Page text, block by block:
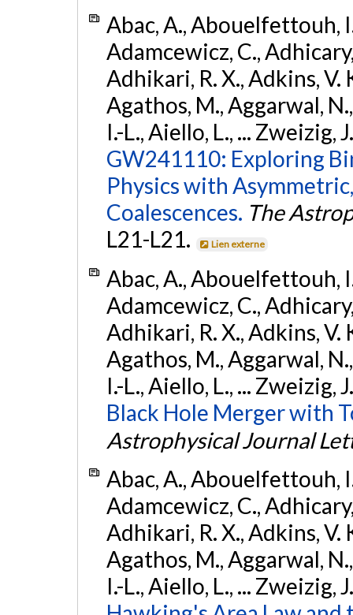
Abac, A., Abouelfettouh,
Adamcewicz, C.,
Adhikari, R. X., Adkins, V.
Agathos, M., Aggarwal,
I.-L., Aiello, L., ... Zweizig,
GW241110: Exploring
Physics with
Coalescences. The
L21-L21.
Lien externe
Abac, A., Abouelfettouh,
Adamcewicz, C.,
Adhikari, R. X., Adkins, V.
Agathos, M., Aggarwal,
I.-L., Aiello, L., ... Zweizig,
Black Hole Merger with
Astrophysical Journal
Abac, A., Abouelfettouh,
Adamcewicz, C.,
Adhikari, R. X., Adkins, V.
Agathos, M., Aggarwal,
I.-L., Aiello, L., ... Zweizig,